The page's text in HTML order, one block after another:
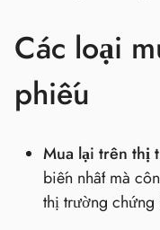
Các loại
phiếu
Mua lại trên thị
biến nhất mà
thị trường chứng